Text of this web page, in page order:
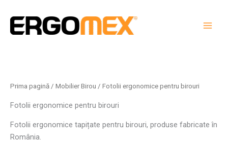
content
Prima pagină / Mobilier Birou / Fotolii ergonomice pentru birouri
Fotolii ergonomice pentru birouri
Fotolii ergonomice tapițate pentru birouri, produse fabricate în
România.